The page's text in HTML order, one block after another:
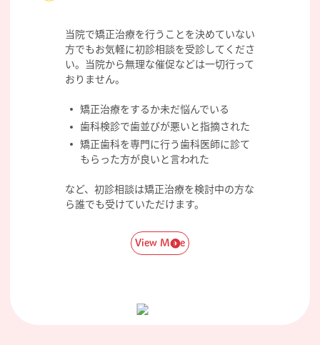
当院で矯正治療を行うことを決めていない
方でもお気軽に初診相談を受診してくださ
い。当院から無理な催促などは一切行って
おりません。
矯正治療をするか未だ悩んでいる
歯科検診で歯並びが悪いと指摘された
矯正歯科を専門に行う歯科医師に診て
もらった方が良いと言われた
など、初診相談は矯正治療を検討中の方な
ら誰でも受けていただけます。
View More